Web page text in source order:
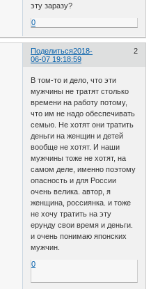
эту заразу?
0
Поделиться 2
2018-
06-07 19:18:59
В том-то и дело, что эти
мужчины не тратят столько
времени на работу потому,
что им не надо обеспечивать
семью. Не хотят они тратить
деньги на женщин и детей
вообще не хотят. И наши
мужчины тоже не хотят, на
самом деле, именно поэтому
опасность и для России
очень велика. автор, я
женщина, россиянка. и тоже
не хочу тратить на эту
ерунду свои время и деньги.
и очень понимаю японских
мужчин.
0